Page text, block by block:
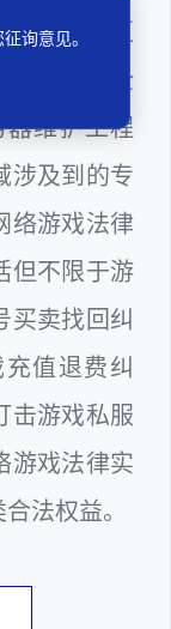
深圳市某区
网络安全
器维护工程
涉及到的专
络游戏法律
但不限于游
买卖找回纠
值退费纠
击游戏私服
游戏法律实
法权益。
询意见。